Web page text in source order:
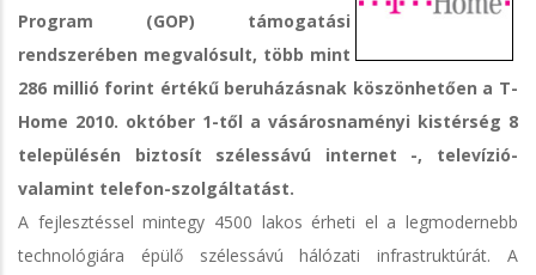
Program (GOP) támogatási
rendszerében megvalósult, több mint
286 millió forint értékű beruházásnak köszönhetően a T-
Home 2010. október 1-től a vásárosnaményi kistérség 8
településén biztosít szélessávú internet -, televízió-
valamint telefon-szolgáltatást.
A fejlesztéssel mintegy 4500 lakos érheti el a legmodernebb
technológiára épülő szélessávú hálózati infrastruktúrát. A